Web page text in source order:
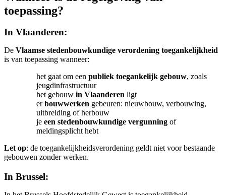
toepassing?
In Vlaanderen:
De Vlaamse stedenbouwkundige verordening toegankelijkheid
is van toepassing wanneer:
het gaat om een publiek toegankelijk gebouw, zoals
jeugdinfrastructuur
het gebouw in Vlaanderen ligt
erbouwwerken gebeuren: nieuwbouw, verbouwing,
uitbreiding of herbouw
je een stedenbouwkundige vergunning of
meldingsplicht hebt
Let op: de toegankelijkheidsverordening geldt niet voor bestaande
gebouwen zonder werken.
In Brussel: